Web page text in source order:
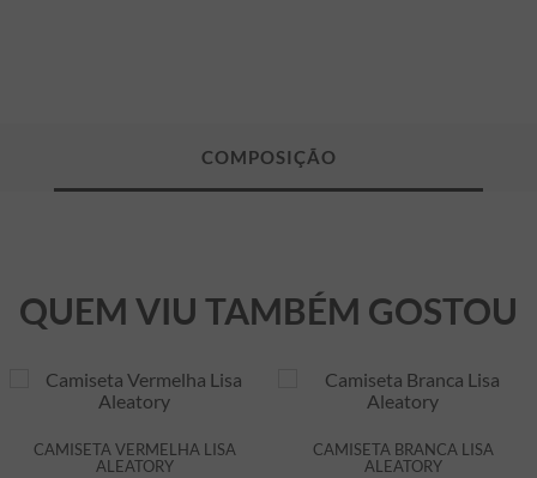
QUEM VIU TAMBÉM GOSTOU
CAMISETA VERMELHA LISA
ALEATORY
CAMISETA BRANCA LISA
ALEATORY